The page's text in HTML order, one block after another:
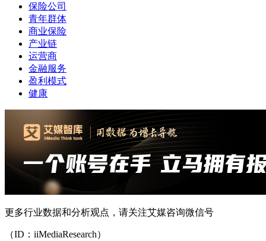
保险公司
青年群体
商业保险
产业链
运营商
金融服务
盈利模式
健康
更多行业数据和分析观点，请关注艾媒咨询微信号
（ID：iiMediaResearch）